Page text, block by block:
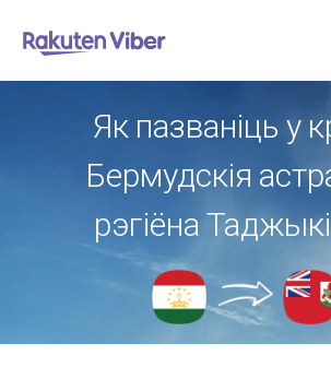
Як пазваніць у
Бермудскія
рэгіёна